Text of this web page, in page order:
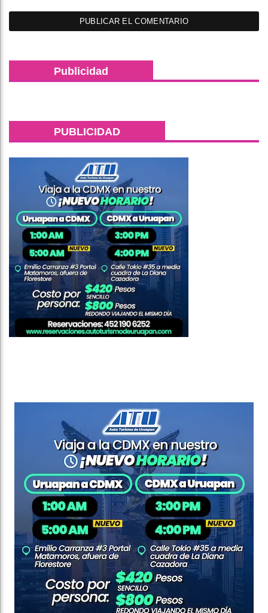
Publicidad
PUBLICIDAD